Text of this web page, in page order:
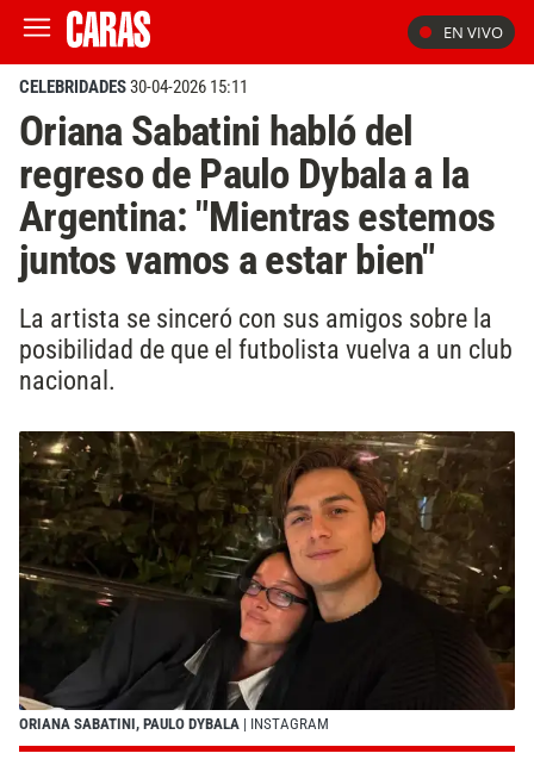
EN VIVO
CELEBRIDADES30-04-2026 15:11
Oriana Sabatini habló del
regreso de Paulo Dybala a la
Argentina: "Mientras estemos
juntos vamos a estar bien"
La artista se sinceró con sus amigos sobre la
posibilidad de que el futbolista vuelva a un club
nacional.
ORIANA SABATINI, PAULO DYBALA | INSTAGRAM